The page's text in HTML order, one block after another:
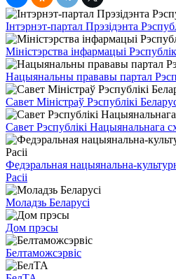
Інтэрнэт-партал Прэзідэнта
Міністэрства інфармацыі
Нацыянальны прававы партал
Савет Міністраў Рэспублікі
Савет Рэспублікі Нацыянальнага
Федэральная нацыянальна-
Расіі
Моладзь Беларусі
Дом прэсы
Белтаможсэрвіс